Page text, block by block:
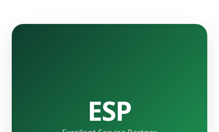
ESP